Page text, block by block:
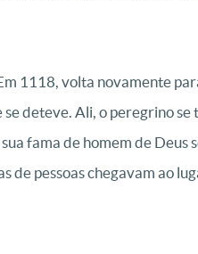
1118, volta novamente
deteve. Ali, o peregrino
fama de homem de
de pessoas chegavam ao